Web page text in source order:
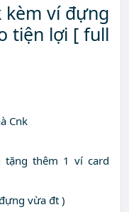
kèm ví đựng
tiện lợi [ full
Cnk
tặng thêm 1 ví card
vừa đt )